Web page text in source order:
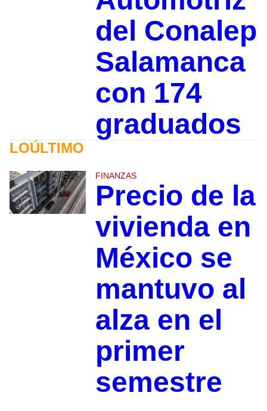
del Conalep
Salamanca
con 174
graduados
LOÚLTIMO
FINANZAS
Precio de la
vivienda en
México se
mantuvo al
alza en el
primer
semestre